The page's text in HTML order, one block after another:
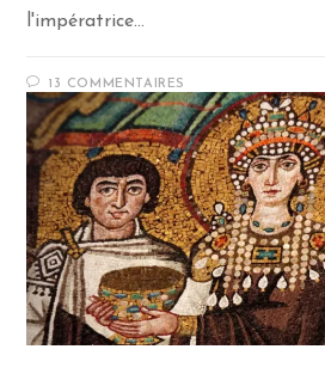
l'impératrice…
13 COMMENTAIRES